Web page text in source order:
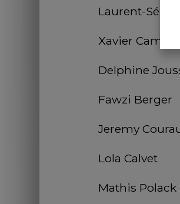
Laurent-
Xavier
Delphine
Fawzi Berger
Jeremy
Lola Calvet
Mathis Polack